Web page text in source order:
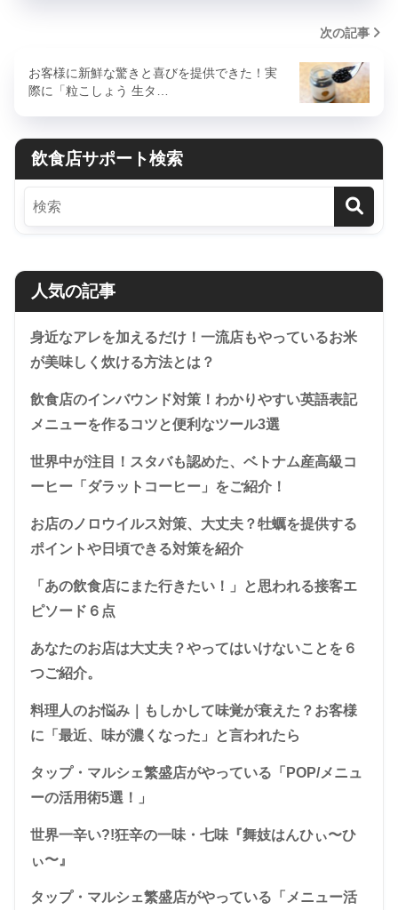
次の記事
お客様に新鮮な驚きと喜びを提供できた！実
際に「粒こしょう 生タ…
飲食店サポート検索
人気の記事
身近なアレを加えるだけ！一流店もやっているお米
が美味しく炊ける方法とは？
飲食店のインバウンド対策！わかりやすい英語表記
メニューを作るコツと便利なツール3選
世界中が注目！スタバも認めた、ベトナム産高級コ
ーヒー「ダラットコーヒー」をご紹介！
お店のノロウイルス対策、大丈夫？牡蠣を提供する
ポイントや日頃できる対策を紹介
「あの飲食店にまた行きたい！」と思われる接客エ
ピソード６点
あなたのお店は大丈夫？やってはいけないことを６
つご紹介。
料理人のお悩み｜もしかして味覚が衰えた？お客様
に「最近、味が濃くなった」と言われたら
タップ・マルシェ繁盛店がやっている「POP/メニュ
ーの活用術5選！」
世界一辛い?!狂辛の一味・七味『舞妓はんひぃ〜ひ
ぃ〜』
タップ・マルシェ繁盛店がやっている「メニュー活